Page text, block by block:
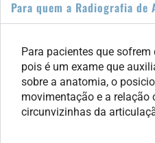
Para quem a Radiografia de
Para pacientes que
pois é um exame que
sobre a anatomia, o
movimentação e a relação
circunvizinhas da